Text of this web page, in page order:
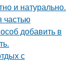
и натурально.
частью
добавить в
с